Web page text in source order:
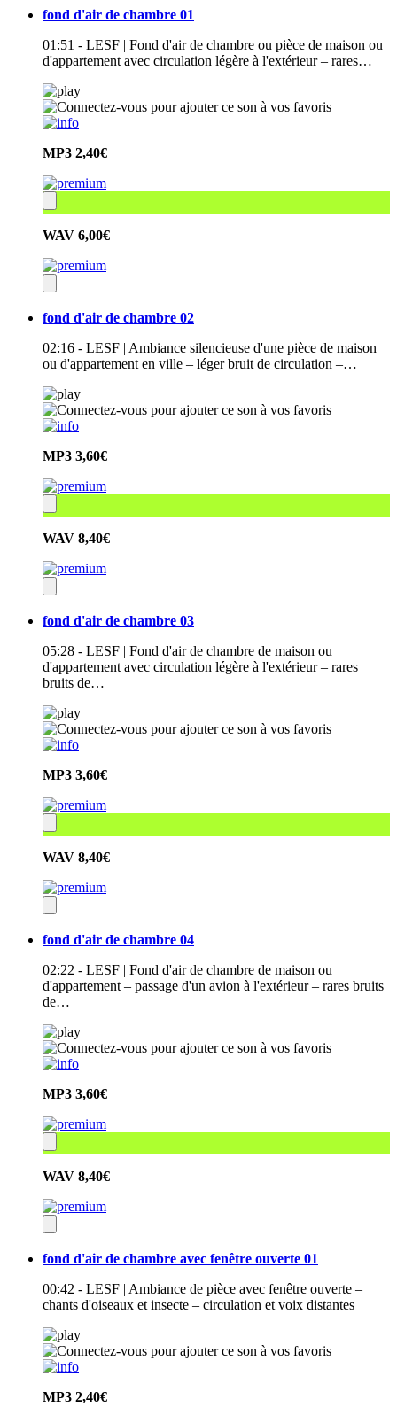
fond d'air de chambre 01
01:51 - LESF | Fond d'air de chambre ou pièce de maison ou
d'appartement avec circulation légère à l'extérieur – rares…
MP3 2,40€
WAV 6,00€
fond d'air de chambre 02
02:16 - LESF | Ambiance silencieuse d'une pièce de maison
ou d'appartement en ville – léger bruit de circulation –…
MP3 3,60€
WAV 8,40€
fond d'air de chambre 03
05:28 - LESF | Fond d'air de chambre de maison ou
d'appartement avec circulation légère à l'extérieur – rares
bruits de…
MP3 3,60€
WAV 8,40€
fond d'air de chambre 04
02:22 - LESF | Fond d'air de chambre de maison ou
d'appartement – passage d'un avion à l'extérieur – rares bruits
de…
MP3 3,60€
WAV 8,40€
fond d'air de chambre avec fenêtre ouverte 01
00:42 - LESF | Ambiance de pièce avec fenêtre ouverte –
chants d'oiseaux et insecte – circulation et voix distantes
MP3 2,40€